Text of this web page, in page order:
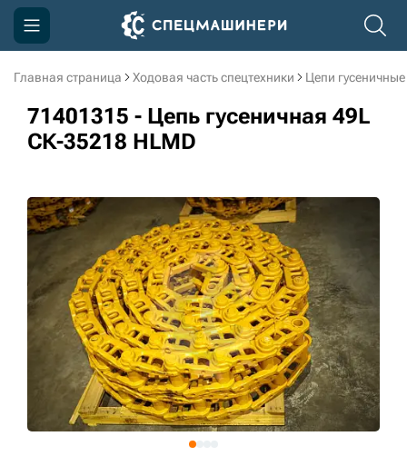
Главная страница Ходовая часть спецтехники Цепи гусеничные
71401315 - Цепь гусеничная 49L
СК-35218 HLMD
Компания
Акции
Информация
Контакты
3D тур по производству
3D тур по складам
sksale@skdst.ru
+7 (499) 394-50-93